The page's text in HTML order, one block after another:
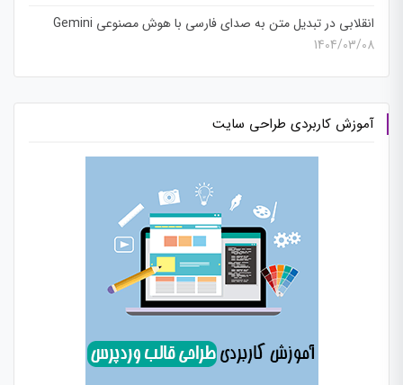
انقلابی در تبدیل متن به صدای فارسی با هوش مصنوعی Gemini
1404/03/08
آموزش کاربردی طراحی سایت